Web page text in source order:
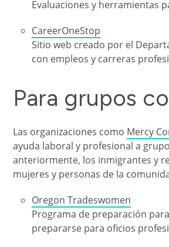
Evaluaciones y herramientas
CareerOneStop
Sitio web creado por el
con empleos y carreras
Para grupos
Las organizaciones como Mercy
ayuda laboral y profesional a
anteriormente, los inmigrantes y
mujeres y personas de la
Oregon Tradeswomen
Programa de preparación
prepararse para oficios